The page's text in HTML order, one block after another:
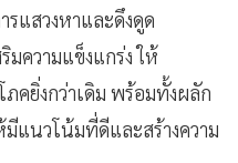
รแสวงหาและดึงดูด
ความแข็งแกร่ง ให้
คยิ่งกว่าเดิม พร้อมทั้งผลัก
แนวโน้มที่ดีและสร้างความ